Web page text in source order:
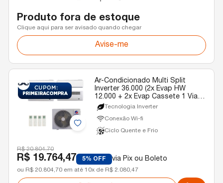
Produto fora de estoque
Clique aqui para ser avisado quando chegar
Avise-me
Ar-Condicionado Multi Split
Inverter 36.000 (2x Evap HW
12.000 + 2x Evap Cassete 1 Via
12.000) Gree Quente/Frio R-32
220v
Tecnologia Inverter
Conexão Wi-fi
Ciclo Quente e Frio
R$ 20.804,70
R$ 19.764,47 5% OFF via Pix ou Boleto
ou R$ 20.804,70 em até 10x de R$ 2.080,47